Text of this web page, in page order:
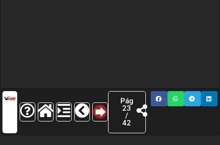
Pág
23
/
42